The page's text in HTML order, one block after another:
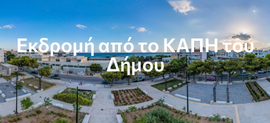
Εκδρομή από το ΚΑΠΗ του
Δήμου